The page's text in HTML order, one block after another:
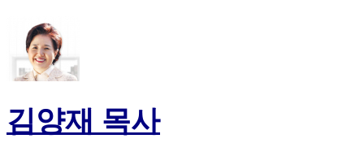
김양재 목사